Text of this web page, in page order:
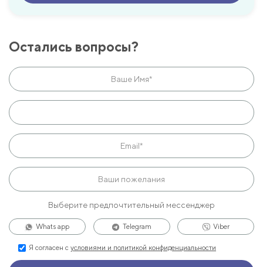
Остались вопросы?
Выберите предпочтительный мессенджер
Whats app Telegram Viber
Я согласен с условиями и политикой конфиденциальности